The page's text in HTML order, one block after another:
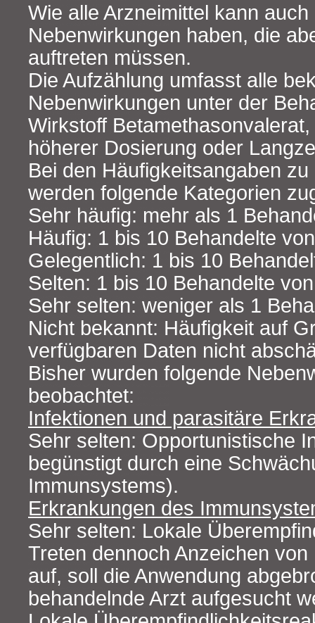
Wie alle Arzneimittel kann
Nebenwirkungen haben, die
auftreten müssen.
Die Aufzählung umfasst alle
Nebenwirkungen unter der
Wirkstoff
höherer Dosierung oder
Bei den Häufigkeitsangaben
werden folgende Kategorien
Sehr häufig: mehr als 1
Häufig: 1 bis 10 Behandelte
Gelegentlich: 1 bis 10
Selten: 1 bis 10 Behandelte
Sehr selten: weniger als 1
Nicht bekannt: Häufigkeit auf
verfügbaren Daten nicht
Bisher wurden folgende
beobachtet:
Infektionen und parasitäre
Sehr selten: Opportunistische
begünstigt durch eine
Immunsystems).
Erkrankungen des
Sehr selten: Lokale
Treten dennoch Anzeichen
auf, soll die Anwendung
behandelnde Arzt aufgesucht